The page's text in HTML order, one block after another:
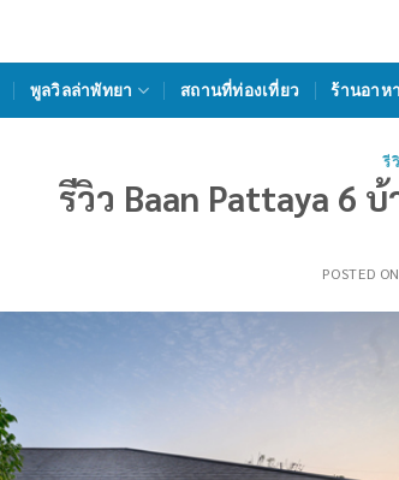
พูลวิลล่าพัทยา สถานที่ท่องเที่ยว ร้านอาห
รี
รีวิว Baan Pattaya 6
POSTED ON